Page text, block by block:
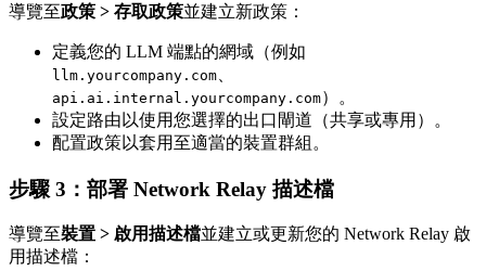
導覽至政策 > 存取政策並建立新政策：
定義您的 LLM 端點的網域（例如
llm.yourcompany.com
api.ai.internal.yourcompany.com）。
設定路由以使用您選擇的出口閘道（共享或專用）。
配置政策以套用至適當的裝置群組。
步驟 3：部署 Network Relay 描述檔
導覽至裝置 > 啟用描述檔並建立或更新您的 Network Relay 啟
用描述檔：